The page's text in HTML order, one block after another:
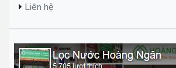
Liên hệ